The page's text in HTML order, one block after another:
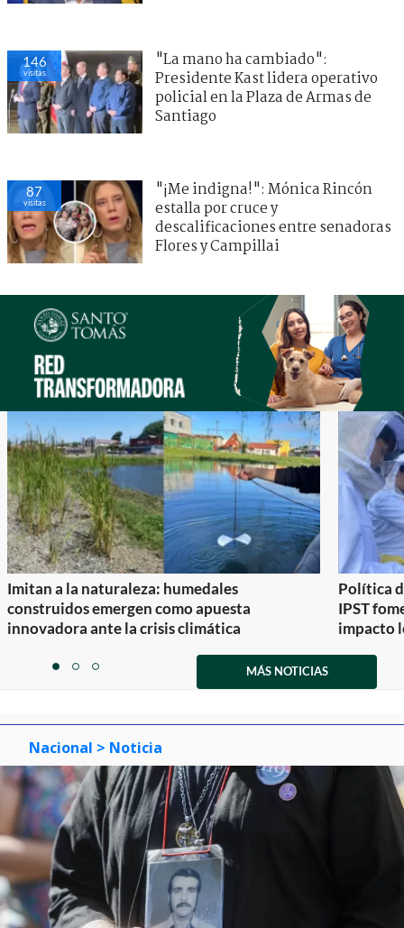
146
visitas
"La mano ha cambiado":
Presidente Kast lidera operativo
policial en la Plaza de Armas de
Santiago
87
visitas
"¡Me indigna!": Mónica Rincón
estalla por cruce y
descalificaciones entre senadoras
Flores y Campillai
Imitan a la naturaleza: humedales
construidos emergen como apuesta
innovadora ante la crisis climática
Política
IPST
impacto
itemitemitem
MÁS NOTICIAS
Nacional > Noticia